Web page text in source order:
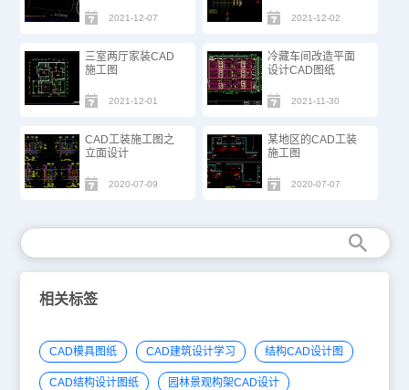
2021-12-07 2021-12-02
三室两厅家装CAD
施工图
2021-12-01
冷藏车间改造平面
设计CAD图纸
2021-11-30
CAD工装施工图之
立面设计
2020-07-09
某地区的CAD工装
施工图
2020-07-07
相关标签
CAD模具图纸 CAD建筑设计学习 结构CAD设计图
CAD结构设计图纸 园林景观构架CAD设计